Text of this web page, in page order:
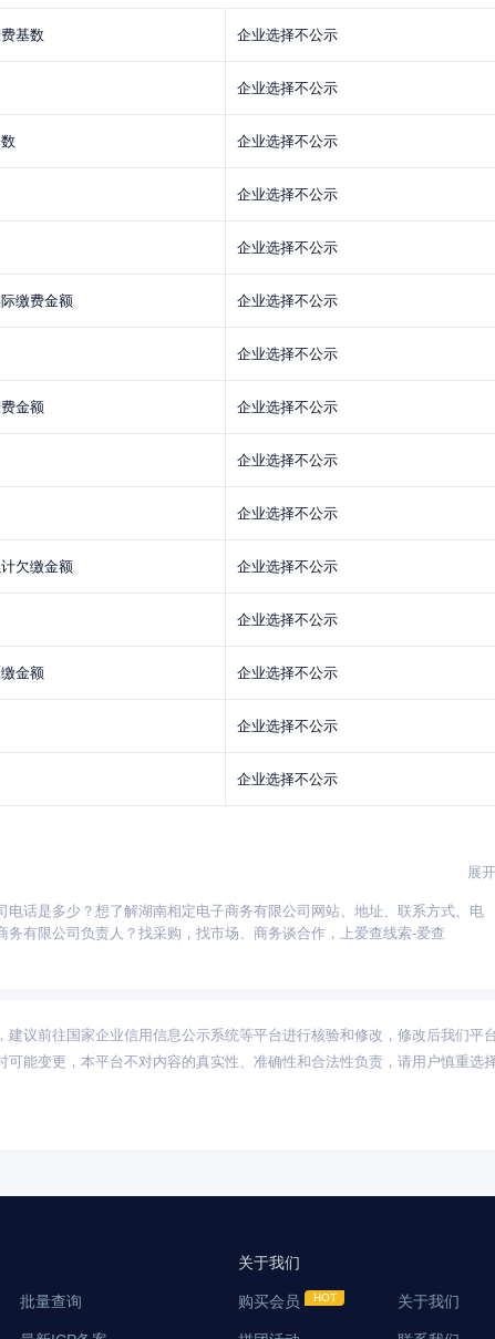
基数 企业选择不公示
企业选择不公示
企业选择不公示
企业选择不公示
企业选择不公示
缴费金额 企业选择不公示
企业选择不公示
金额 企业选择不公示
企业选择不公示
企业选择不公示
欠缴金额 企业选择不公示
企业选择不公示
金额 企业选择不公示
企业选择不公示
企业选择不公示
展开
河北 河南 福建 湖北 安徽 重庆 陕西 湖南 辽宁 天津
江西
新疆 甘肃 海南 宁夏 青海 西藏
话是多少？想了解湖南相定电子商务有限公司网站、地址、联系方式、电
有限公司负责人？找采购，找市场、商务谈合作，上爱查线索-爱查
议前往国家企业信用信息公示系统等平台进行核验和修改，修改后我们平
能变更，本平台不对内容的真实性、准确性和合法性负责，请用户慎重选
批量查询
关于我们
购买会员 关于我们